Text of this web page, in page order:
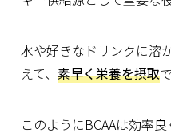
水や好きなドリンクに溶
えて、素早く栄養を摂取
このようにBCAAは効率